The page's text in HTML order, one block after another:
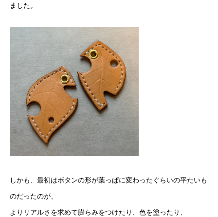
ました。
しかも、最初はボタンの形が葉っぱに変わったぐらいの平たいも
のだったのが、
よりリアルさを求めて膨らみをつけたり、色を塗ったり、